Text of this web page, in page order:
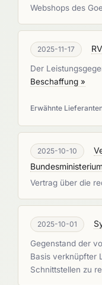
Webshops des
2025-11-17
Der
Beschaffung »
Erwähnte
2025-10-10
Vertrag über die
2025-10-01
Gegenstand der
Basis verknüpfter
Schnittstellen zu